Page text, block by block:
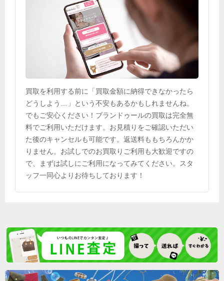
買取を利用する前に「買取金額に納得できなかったら
どうしよう…」という不安もあるかもしれませんね。
でもご安心ください！ブランドゥールの買取は完全無
料でご利用いただけます。お見積りをご確認いただい
た後のキャンセルも可能です。返送料ももちろんかか
りません。お試しでのお買取りご利用も大歓迎ですの
で、まずは試しにご利用になってみてください。スタ
ッフ一同心よりお待ちしております！